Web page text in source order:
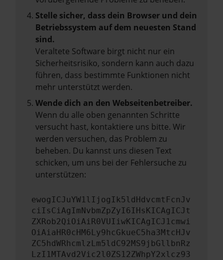
Stelle sicher, dass dein Browser und dein
Betriebssystem auf dem neuesten Stand
sind.
Veraltete Software birgt nicht nur ein
Sicherheitsrisiko, sondern kann auch dazu
führen, dass bestimmte Funktionen nicht
mehr unterstützt werden.
Wende dich an den Webseitenbetreiber.
Wenn du alle oben genannten Schritte
versucht hast, kontaktiere uns bitte. Wir
werden versuchen, das Problem zu
beheben. Du kannst uns diesen Text
schicken, um uns bei der Fehlersuche zu
unterstützen:
ewogICJuYW1lIjogIk5ldHdvcmtFcnJv
ciIsCiAgImNvbmZpZyI6IHsKICAgICJt
ZXRob2QiOiAiR0VUIiwKICAgICJ1cmwi
OiAiaHR0cHM6Ly9hcGkueC5ha3MtcHJv
ZC5hdWRhcmlzLm5ldC92MS9jbGllbnRz
LzI1MTAvd2Vic2l0ZS12ZWhpY2xlcz93